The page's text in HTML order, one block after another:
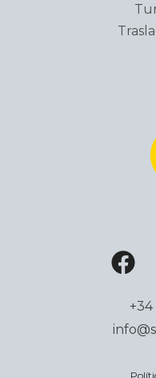
+34